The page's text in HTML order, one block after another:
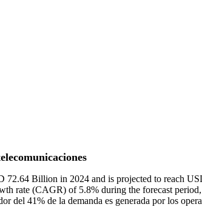
72.64 Billion in 2024 and is projected to reach
rate (CAGR) of 5.8% during the forecast
del 41% de la demanda es generada por los